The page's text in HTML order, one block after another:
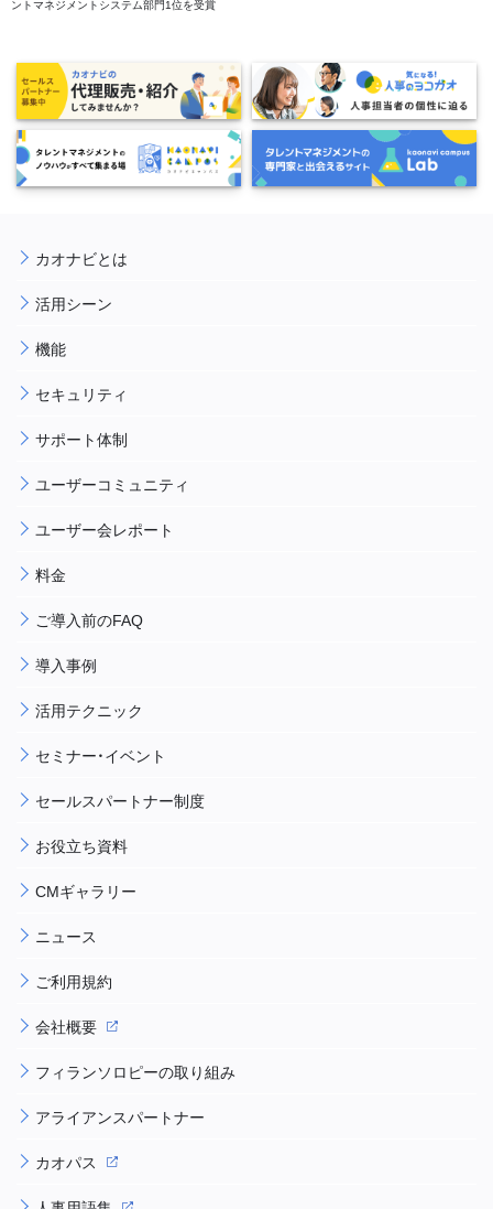
ントマネジメントシステム部門1位を受賞
カオナビとは
活用シーン
機能
セキュリティ
サポート体制
ユーザーコミュニティ
ユーザー会レポート
料金
ご導入前のFAQ
導入事例
活用テクニック
セミナー・イベント
セールスパートナー制度
お役立ち資料
CMギャラリー
ニュース
ご利用規約
会社概要
フィランソロピーの取り組み
アライアンスパートナー
カオパス